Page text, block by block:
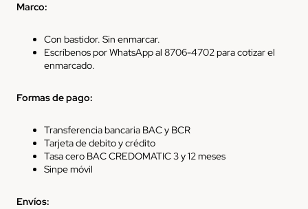
Marco:
Con bastidor. Sin enmarcar.
Escríbenos por WhatsApp al 8706-4702 para cotizar el
enmarcado.
Formas de pago:
Transferencia bancaria BAC y BCR
Tarjeta de debito y crédito
Tasa cero BAC CREDOMATIC 3 y 12 meses
Sinpemóvil
Envíos: